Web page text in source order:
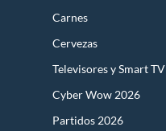
Carnes
Cervezas
Televisores y Smart TV
Cyber Wow 2026
Partidos 2026